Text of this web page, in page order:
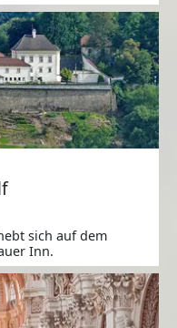
sich auf dem
Inn.